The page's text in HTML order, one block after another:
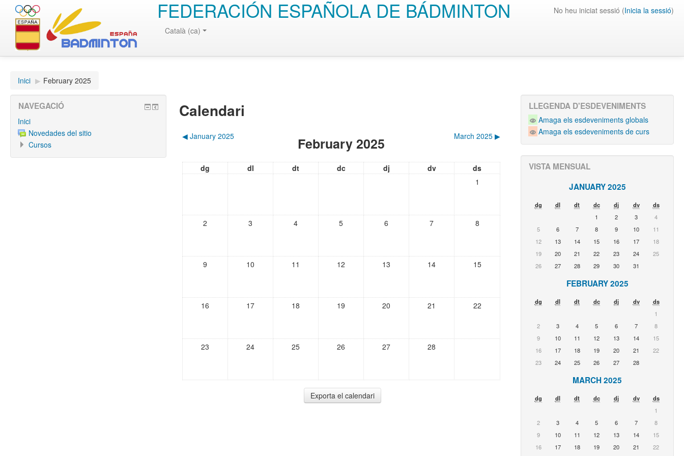
FEDERACIÓN ESPAÑOLA DE BÁDMINTON No heu iniciat sessió (Inicia la sessió)
Català (ca)
Inici ▶︎ February 2025
Calendari
◀︎ January 2025 February 2025 March 2025 ▶︎
dg dl dt dc dj dv
ds
1
2 3 4 5 6 7 8
9 10 11 12 13 14 15
16 17 18 19 20 21 22
23 24 25 26 27 28
NAVEGACIÓ
Inici
Novedades del sitio
Cursos
LLEGENDA D'ESDEVENIMENTS
Amaga els esdeveniments globals
Amaga els esdeveniments de curs
VISTA MENSUAL
JANUARY 2025
dg dl dt dc dj dv
ds
1
2 3
4
5
6 7 8 9 10
11
12
13 14 15 16 17
18
19
20 21 22 23 24
25
26
27 28 29 30 31
FEBRUARY 2025
dg dl dt dc dj dv
ds
1
2
3 4 5 6 7
8
9
10 11 12 13 14
15
16
17 18 19 20 21
22
23
24 25 26 27 28
MARCH 2025
dg dl dt dc dj dv
ds
1
2
3 4 5 6 7
8
9
10 11 12 13 14
15
16
17 18 19 20 21
22